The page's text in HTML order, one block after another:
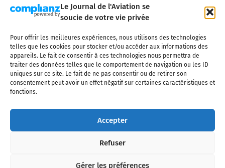
Le Journal de l'Aviation se
soucie de votre vie privée
Pour offrir les meilleures expériences, nous utilisons des technologies
telles que les cookies pour stocker et/ou accéder aux informations des
appareils. Le fait de consentir à ces technologies nous permettra de
traiter des données telles que le comportement de navigation ou les ID
uniques sur ce site. Le fait de ne pas consentir ou de retirer son
consentement peut avoir un effet négatif sur certaines caractéristiques et
fonctions.
Accepter
Refuser
Gérer les préférences
Qui sommes-nous ? Nous contacter
Partenaires
Mentions légales
CGV Politique de confidentialité Cookies
l'industrie aéronautique, l'aviation commerciale, l'aviation d'affaires, les
services MRO et après-vente, le financement et la location d'aéronefs
civils, l'aéronautique de défense et l'industrie spatiale. Toute reproduction,
interdite sans autorisation écrite spécifique du Journal de l’Aviation.